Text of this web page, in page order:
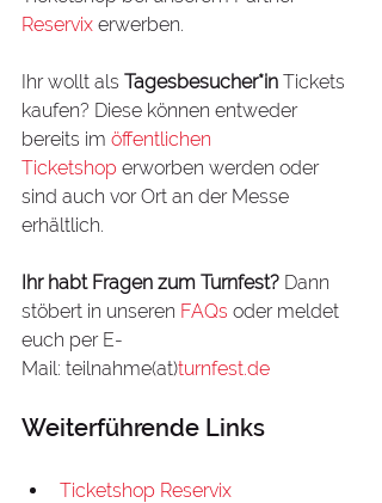
Reservix erwerben.
Ihr wollt als Tagesbesucher*in Tickets
kaufen? Diese können entweder
bereits im öffentlichen
Ticketshop erworben werden oder
sind auch vor Ort an der Messe
erhältlich.
Ihr habt Fragen zum Turnfest? Dann
stöbert in unseren FAQs oder meldet
euch per E-
Mail: teilnahme(at)turnfest.de
Weiterführende Links
Ticketshop Reservix